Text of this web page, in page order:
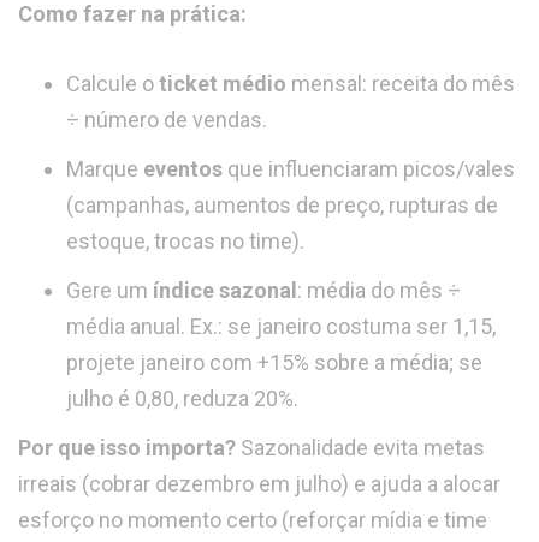
Como fazer na prática:
Calcule oticket médio mensal: receita do mês
÷ número de vendas.
Marque eventos que influenciaram picos/vales
(campanhas, aumentos de preço, rupturas de
estoque, trocas no time).
Gere um índice sazonal : média do mês ÷
média anual. Ex.: se janeiro costuma ser 1,15,
projete janeiro com +15% sobre a média; se
julho é 0,80, reduza 20%.
Por que isso importa? Sazonalidade evita metas
irreais (cobrar dezembro em julho) e ajuda a alocar
esforço no momento certo (reforçar mídia e time